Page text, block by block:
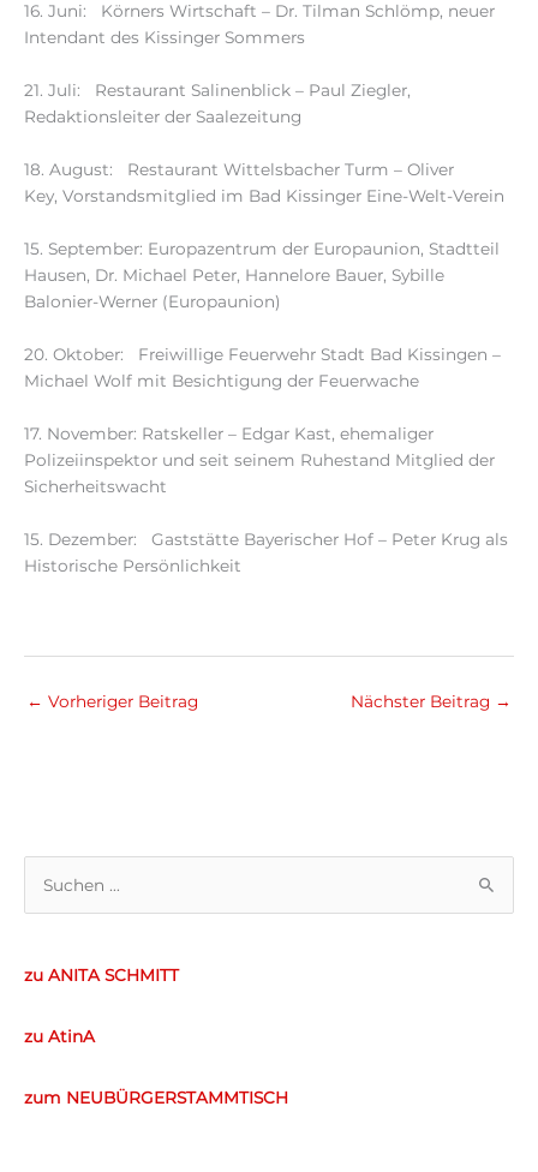
16. Juni: Körners Wirtschaft – Dr. Tilman Schlömp, neuer
Intendant des Kissinger Sommers
21. Juli: Restaurant Salinenblick – Paul Ziegler,
Redaktionsleiter der Saalezeitung
18. August: Restaurant Wittelsbacher Turm – Oliver
Key, Vorstandsmitglied im Bad Kissinger Eine-Welt-Verein
15. September: Europazentrum der Europaunion, Stadtteil
Hausen, Dr. Michael Peter, Hannelore Bauer, Sybille
Balonier-Werner (Europaunion)
20. Oktober: Freiwillige Feuerwehr Stadt Bad Kissingen –
Michael Wolf mit Besichtigung der Feuerwache
17. November: Ratskeller – Edgar Kast, ehemaliger
Polizeiinspektor und seit seinem Ruhestand Mitglied der
Sicherheitswacht
15. Dezember: Gaststätte Bayerischer Hof – Peter Krug als
Historische Persönlichkeit
← Vorheriger Beitrag Nächster Beitrag →
h
zu ANITA SCHMITT
zu AtinA
zum NEUBÜRGERSTAMMTISCH